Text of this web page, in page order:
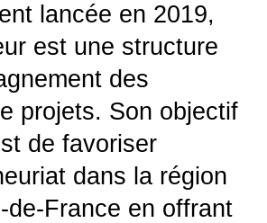
lancée en 2019,
est une structure
des
projets. Son objectif
de favoriser
dans la région
de-France en offrant